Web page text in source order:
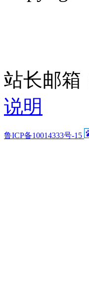
站长邮箱
说明
鲁ICP备10014333号-15